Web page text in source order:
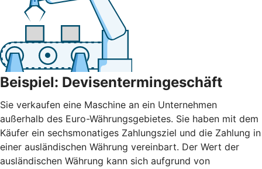
Beispiel: Devisentermingeschäft
Sie verkaufen eine Maschine an ein Unternehmen
außerhalb des Euro-Währungsgebietes. Sie haben mit dem
Käufer ein sechsmonatiges Zahlungsziel und die Zahlung in
einer ausländischen Währung vereinbart. Der Wert der
ausländischen Währung kann sich aufgrund von